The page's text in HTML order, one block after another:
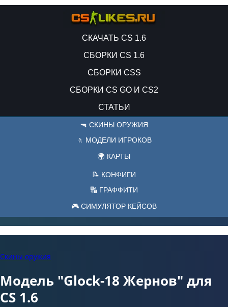
СКАЧАТЬ CS 1.6
СБОРКИ CS 1.6
СБОРКИ CSS
СБОРКИ CS GO И CS2
СТАТЬИ
🔫 СКИНЫ ОРУЖИЯ
🚶 МОДЕЛИ ИГРОКОВ
🌍 КАРТЫ
📝 КОНФИГИ
🔣 ГРАФФИТИ
🎮 СИМУЛЯТОР КЕЙСОВ
Скины оружия
Модель "Glock-18 Жернов" для
CS 1.6